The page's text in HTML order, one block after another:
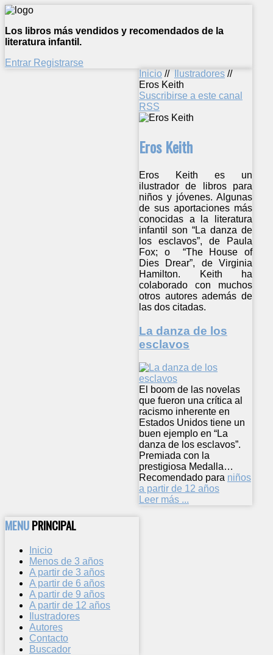
Los libros más vendidos y recomendados de la
literatura infantil.
Entrar Registrarse
Inicio // Ilustradores //
Eros Keith
Suscribirse a este canal
RSS
Eros Keith
Eros Keith es un
ilustrador de libros para
niños y jóvenes. Algunas
de sus aportaciones más
conocidas a la literatura
infantil son “La danza de
los esclavos”, de Paula
Fox; o “The House of
Dies Drear”, de Virginia
Hamilton. Keith ha
colaborado con muchos
otros autores además de
las dos citadas.
La danza de los
esclavos
El boom de las novelas
que fueron una crítica al
racismo inherente en
Estados Unidos tiene un
buen ejemplo en “La
danza de los esclavos”.
Premiada con la
prestigiosa Medalla…
Recomendado para niños
a partir de 12 años
Leer más ...
MENUPRINCIPAL
Inicio
Menos de 3 años
A partir de 3 años
A partir de 6 años
A partir de 9 años
A partir de 12 años
Ilustradores
Autores
Contacto
Buscador